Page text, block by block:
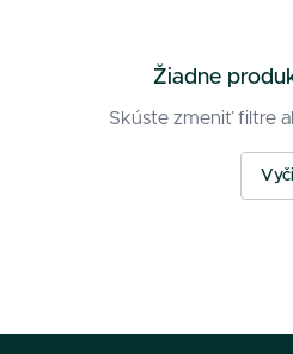
Žiadne
Skúste zmeniť filtre